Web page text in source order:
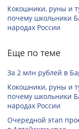
Кокошники, руны и
почему школьники
народах России
Еще по теме
За 2 млн рублей в
Кокошники, руны и
почему школьники
народах России
Очередной этап